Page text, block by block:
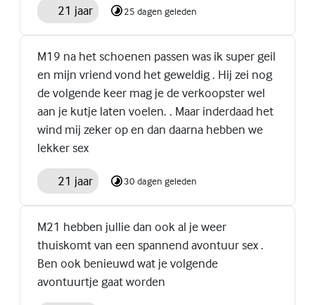
21 jaar 25 dagen geleden
M19 na het schoenen passen was ik super geil
en mijn vriend vond het geweldig . Hij zei nog
de volgende keer mag je de verkoopster wel
aan je kutje laten voelen. . Maar inderdaad het
wind mij zeker op en dan daarna hebben we
lekker sex
21 jaar 30 dagen geleden
M21 hebben jullie dan ook al je weer
thuiskomt van een spannend avontuur sex .
Ben ook benieuwd wat je volgende
avontuurtje gaat worden